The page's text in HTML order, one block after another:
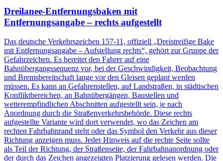
Dreilanee-Entfernungsbaken mit
Entfernungsangabe – rechts aufgestellt
Das deutsche Verkehrszeichen 157-11, offiziell „Dreistreifige Bake
mit Entfernungsangabe – Aufstellung rechts“, gehört zur Gruppe der
Gefahrzeichen. Es bereitet den Fahrer auf eine
Bahnübergangssequenz vor, bei der Geschwindigkeit, Beobachtung
und Bremsbereitschaft lange vor den Gleisen geplant werden
müssen. Es kann an Gefahrenstellen, auf Landstraßen, in städtischen
Konfliktbereichen, an Bahnübergängen, Baustellen und
wetterempfindlichen Abschnitten aufgestellt sein, je nach
Anordnung durch die Straßenverkehrsbehörde. Diese rechts
aufgestellte Variante wird dort verwendet, wo das Zeichen am
rechten Fahrbahnrand steht oder das Symbol den Verkehr aus dieser
Richtung anzeigen muss. Jeder Hinweis auf die rechte Seite sollte
als Teil der Richtung, der Straßenseite, der Fahrbahnanordnung oder
der durch das Zeichen angezeigten Platzierung gelesen werden. Die